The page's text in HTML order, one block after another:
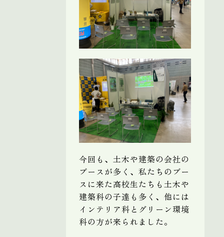
今回も、土木や建築の会社の
ブースが多く、私たちのブー
スに来た高校生たちも土木や
建築科の子達も多く、他には
インテリア科とグリーン環境
科の方が来られました。